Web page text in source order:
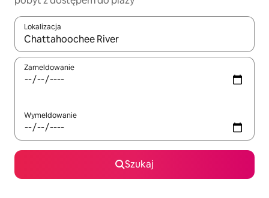
Lokalizacja
Gdy wyniki będą dostępne, możesz poruszać się po nich za
Zameldowanie
Wymeldowanie
Szukaj